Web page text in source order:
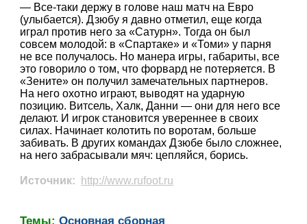
— Все-таки держу в голове наш матч на Евро
(улыбается). Дзюбу я давно отметил, еще когда
играл против него за «Сатурн». Тогда он был
совсем молодой: в «Спартаке» и «Томи» у парня
не все получалось. Но манера игры, габариты, все
это говорило о том, что форвард не потеряется. В
«Зените» он получил замечательных партнеров.
На него охотно играют, выводят на ударную
позицию. Витсель, Халк, Данни — они для него все
делают. И игрок становится увереннее в своих
силах. Начинает колотить по воротам, больше
забивать. В других командах Дзюбе было сложнее,
на него забрасывали мяч: цепляйся, борись.
Источник: http://www.rufoot.ru
Темы:Основная сборная